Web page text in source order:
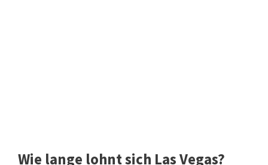
Wie lange lohnt sich Las Vegas?